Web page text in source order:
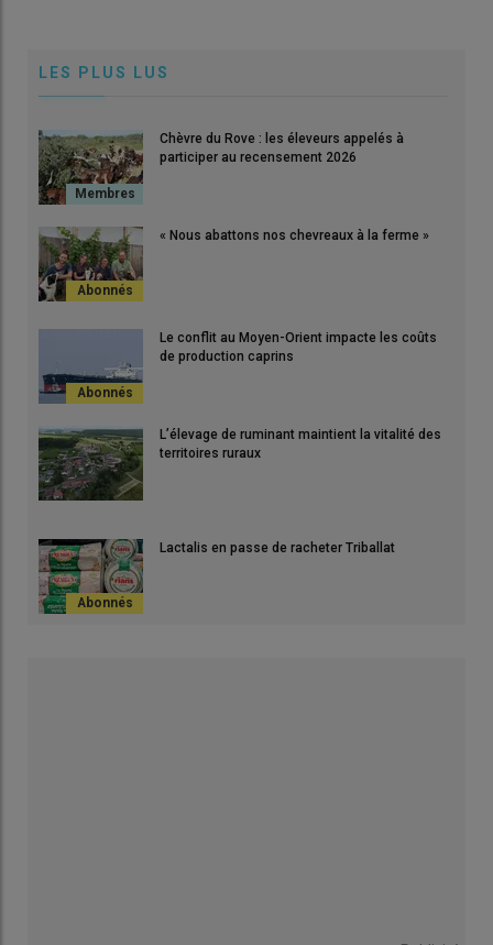
LES PLUS LUS
Chèvre du Rove : les éleveurs appelés à
participer au recensement 2026
« Nous abattons nos chevreaux à la ferme »
Le conflit au Moyen-Orient impacte les coûts
de production caprins
L’élevage de ruminant maintient la vitalité des
territoires ruraux
Lactalis en passe de racheter Triballat